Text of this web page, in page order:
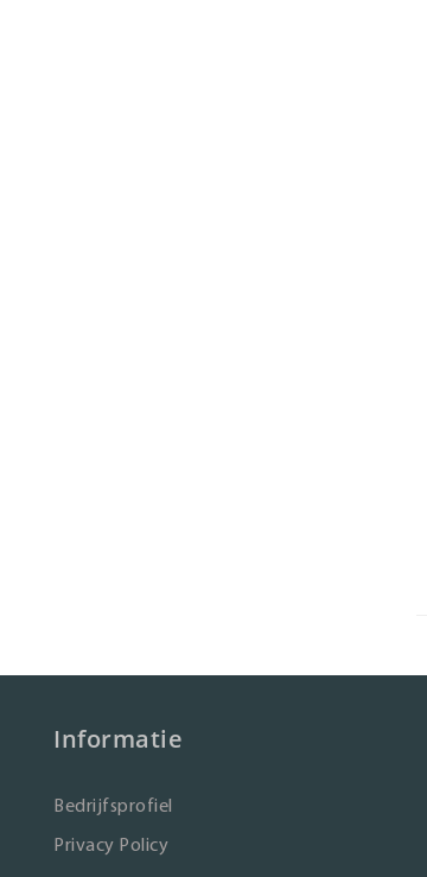
Informatie
Bedrijfsprofiel
Privacy Policy